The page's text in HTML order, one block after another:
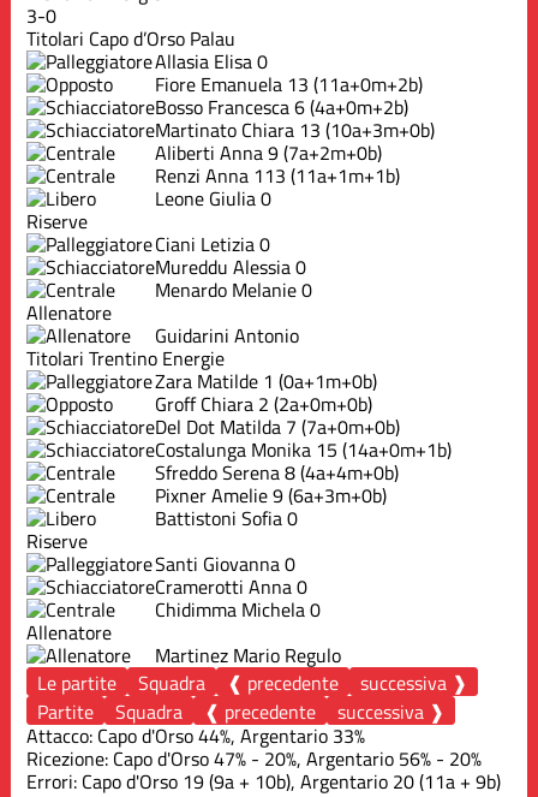
3-0
Titolari Capo d’Orso Palau
Allasia Elisa0
Fiore Emanuela 13 (11a+0m+2b)
Bosso Francesca6(4a+0m+2b)
Martinato Chiara 13 (10a+3m+0b)
Aliberti Anna9(7a+2m+0b)
Renzi Anna 113 (11a+1m+1b)
Leone Giulia0
Riserve
Ciani Letizia0
Mureddu Alessia0
Menardo Melanie0
Allenatore
Guidarini Antonio
Titolari Trentino Energie
Zara Matilde 1 (0a+1m+0b)
Groff Chiara 2 (2a+0m+0b)
Del Dot Matilda 7 (7a+0m+0b)
Costalunga Monika 15 (14a+0m+1b)
Sfreddo Serena8(4a+4m+0b)
Pixner Amelie9(6a+3m+0b)
Battistoni Sofia0
Riserve
Santi Giovanna0
Cramerotti Anna0
Chidimma Michela0
Allenatore
Martinez Mario Regulo
Le partite
Squadra ❰ precedente
successiva ❱
Partite
Squadra ❰ precedente
successiva ❱
Attacco: Capo d'Orso 44%, Argentario 33%
Ricezione: Capo d'Orso 47% - 20%, Argentario 56% - 20%
Errori: Capo d'Orso 19 (9a + 10b), Argentario 20 (11a + 9b)